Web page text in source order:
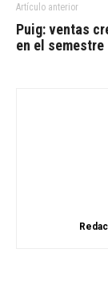
Artículo anterior
Puig: ventas
en el semestre